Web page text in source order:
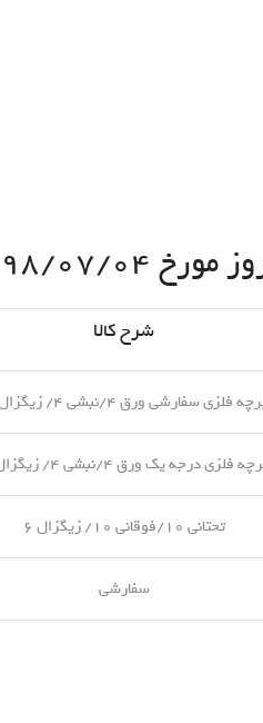
۹۸/۰۷/۰۴
شرح کالا
فلزی سفارشی ورق ۴/نبشی ۴/ زیگزال ۱۲
فلزی درجه یک ورق ۴/نبشی ۴/ زیگزال ۱۲
تحتانی ۱۰/فوقانی ۱۰/ زیگزال ۶
سفارشی